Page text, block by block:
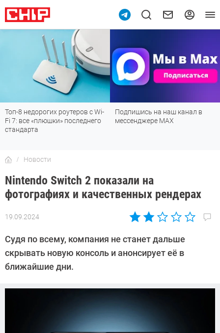
Подпишись на наш канал в
мессенджере МАХ
Рейтинг телевизоров 2026:
лучшие модели для гостиной,
Новости
Nintendo Switch 2 показали на
фотографиях и качественных рендерах
19.09.2024
Автор:
Довлатова
Судя по всему, компания не станет дальше
скрывать новую консоль и анонсирует её в
ближайшие дни.